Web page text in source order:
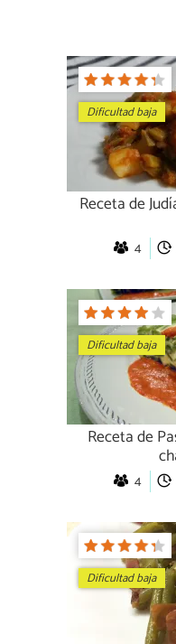
Dificultad baja
Receta de
4
Dificultad baja
Receta de
4
Dificultad baja